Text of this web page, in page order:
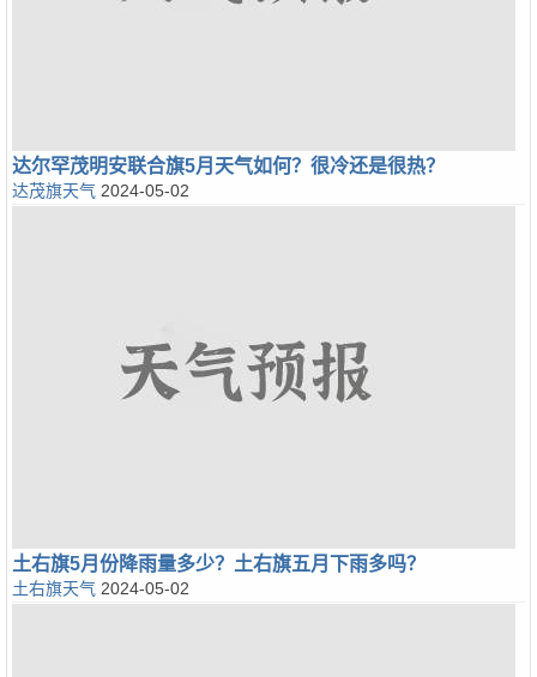
达尔罕茂明安联合旗5月天气如何？很冷还是很热？
达茂旗天气 2024-05-02
土右旗5月份降雨量多少？土右旗五月下雨多吗？
土右旗天气 2024-05-02